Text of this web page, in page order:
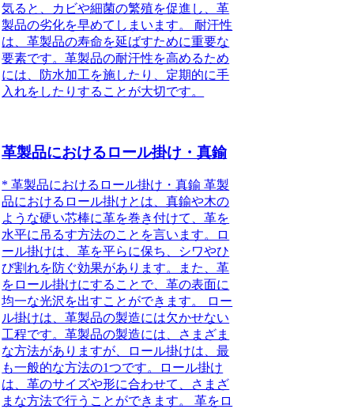
気ると、カビや細菌の繁殖を促進し、革
製品の劣化を早めてしまいます。 耐汗性
は、革製品の寿命を延ばすために重要な
要素です。革製品の耐汗性を高めるため
には、防水加工を施したり、定期的に手
入れをしたりすることが大切です。
革製品におけるロール掛け・真鍮
* 革製品におけるロール掛け・真鍮 革製
品におけるロール掛けとは、真鍮や木の
ような硬い芯棒に革を巻き付けて、革を
水平に吊るす方法のことを言います。ロ
ール掛けは、革を平らに保ち、シワやひ
び割れを防ぐ効果があります。また、革
をロール掛けにすることで、革の表面に
均一な光沢を出すことができます。 ロー
ル掛けは、革製品の製造には欠かせない
工程です。革製品の製造には、さまざま
な方法がありますが、ロール掛けは、最
も一般的な方法の1つです。ロール掛け
は、革のサイズや形に合わせて、さまざ
まな方法で行うことができます。 革をロ